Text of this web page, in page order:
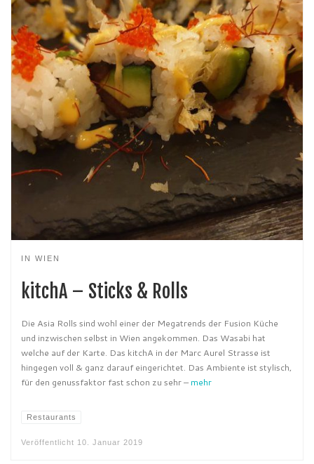
IN WIEN
kitchA – Sticks & Rolls
Die Asia Rolls sind wohl einer der Megatrends der Fusion Küche
und inzwischen selbst in Wien angekommen. Das Wasabi hat
welche auf der Karte. Das kitchA in der Marc Aurel Strasse ist
hingegen voll & ganz darauf eingerichtet. Das Ambiente ist stylisch,
für den genussfaktor fast schon zu sehr – mehr
Restaurants
Veröffentlicht 10. Januar 2019